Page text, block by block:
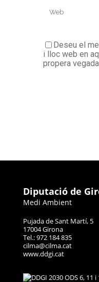
Deseu el
i lloc web en
propera vegada
Diputació de
Medi Ambient
Pujada de Sant Martí, 5
17004 Girona
Tel.: 972 184 835
cilma@cilma.cat
www.ddgi.cat